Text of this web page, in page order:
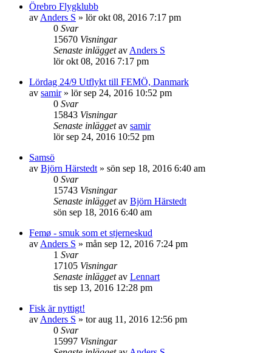
Örebro Flygklubb
av Anders S » lör okt 08, 2016 7:17 pm
0 Svar
15670 Visningar
Senaste inläggetav Anders S
lör okt 08, 2016 7:17 pm
Lördag 24/9 Utflykt till FEMÖ, Danmark
av samir» lör sep 24, 2016 10:52 pm
0 Svar
15843 Visningar
Senaste inläggetav samir
lör sep 24, 2016 10:52 pm
Samsö
av Björn Härstedt » sön sep 18, 2016 6:40 am
0 Svar
15743 Visningar
Senaste inläggetav Björn Härstedt
sön sep 18, 2016 6:40 am
Femø - smuk som et stjerneskud
av Anders S » mån sep 12, 2016 7:24 pm
1 Svar
17105 Visningar
Senaste inläggetav Lennart
tis sep 13, 2016 12:28 pm
Fisk är nyttigt!
av Anders S » tor aug 11, 2016 12:56 pm
0 Svar
15997 Visningar